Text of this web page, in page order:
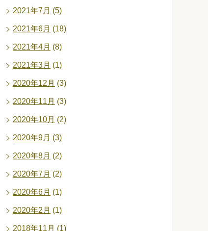
2021年7月 (5)
2021年6月 (18)
2021年4月 (8)
2021年3月 (1)
2020年12月 (3)
2020年11月 (3)
2020年10月 (2)
2020年9月 (3)
2020年8月 (2)
2020年7月 (2)
2020年6月 (1)
2020年2月 (1)
2018年11月 (1)